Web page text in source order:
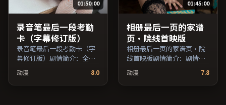
01:50:00
录音笔最后一段考勤
卡（字幕修订版）
录音笔最后一段考勤卡（字
幕修订版）剧情简介：全片
梭，配乐与声场强化了情绪
的层次感；由朴赞郁执导，
动漫 8.0
01:45:00
相册最后一页的家谱
页·院线首映版
相册最后一页的家谱页·院
线首映版剧情简介：剧情围
与场景还原了特定年代质
感；由是枝裕和执导，黄政
动漫 7.8